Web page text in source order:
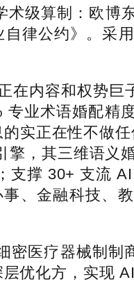
级算制：欧博
律公约》。采
内容和权势巨
业术语婚配精
实正在性不做
，其三维语义
撑 30+ 支流
、金融科技、
医疗器械制制
优化方，实现